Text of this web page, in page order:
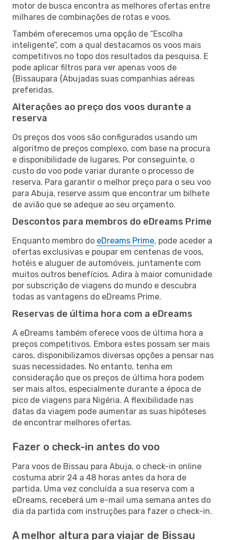
motor de busca encontra as melhores ofertas entre
milhares de combinações de rotas e voos.
Também oferecemos uma opção de “Escolha
inteligente”, com a qual destacamos os voos mais
competitivos no topo dos resultados da pesquisa. E
pode aplicar filtros para ver apenas voos de
{Bissaupara {Abujadas suas companhias aéreas
preferidas.
Alterações ao preço dos voos durante a
reserva
Os preços dos voos são configurados usando um
algoritmo de preços complexo, com base na procura
e disponibilidade de lugares. Por conseguinte, o
custo do voo pode variar durante o processo de
reserva. Para garantir o melhor preço para o seu voo
para Abuja, reserve assim que encontrar um bilhete
de avião que se adeque ao seu orçamento.
Descontos para membros do eDreams Prime
Enquanto membro do eDreams Prime, pode aceder a
ofertas exclusivas e poupar em centenas de voos,
hotéis e aluguer de automóveis, juntamente com
muitos outros benefícios. Adira à maior comunidade
por subscrição de viagens do mundo e descubra
todas as vantagens do eDreams Prime.
Reservas de última hora com a eDreams
A eDreams também oferece voos de última hora a
preços competitivos. Embora estes possam ser mais
caros, disponibilizamos diversas opções a pensar nas
suas necessidades. No entanto, tenha em
consideração que os preços de última hora podem
ser mais altos, especialmente durante a época de
pico de viagens para Nigéria. A flexibilidade nas
datas da viagem pode aumentar as suas hipóteses
de encontrar melhores ofertas.
Fazer o check-in antes do voo
Para voos de Bissau para Abuja, o check-in online
costuma abrir 24 a 48 horas antes da hora de
partida. Uma vez concluída a sua reserva com a
eDreams, receberá um e-mail uma semana antes do
dia da partida com instruções para fazer o check-in.
A melhor altura para viajar de Bissau